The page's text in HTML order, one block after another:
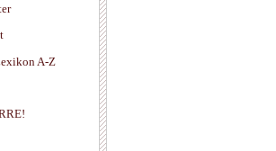
A-Z